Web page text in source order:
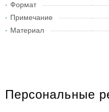
Формат
Примечание
Материал
Персональные